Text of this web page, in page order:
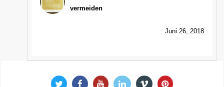
vermeiden
Juni 26, 2018